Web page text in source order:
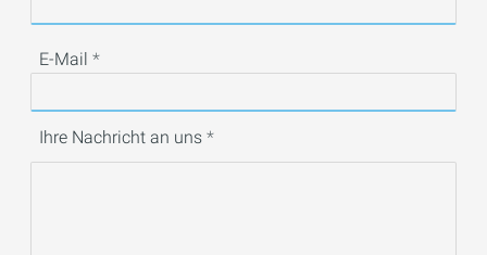
E-Mail
Ihre Nachricht an uns